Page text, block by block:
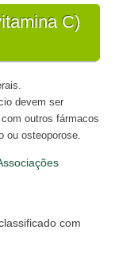
C)
devem ser
outros fármacos
ou osteoporose.
com